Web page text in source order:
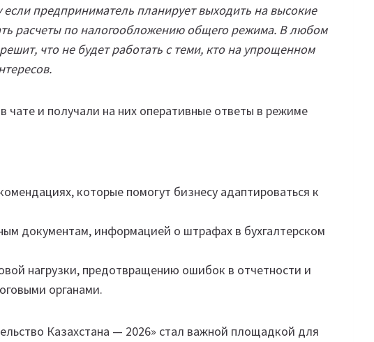
предприниматель планирует выходить на высокие
расчеты по налогообложению общего режима. В любом
что не будет работать с теми, кто на упрощенном
чате и получали на них оперативные ответы в режиме
которые помогут бизнесу адаптироваться к
документам, информацией о штрафах в бухгалтерском
нагрузки, предотвращению ошибок в отчетности и
органами.
Казахстана — 2026» стал важной площадкой для